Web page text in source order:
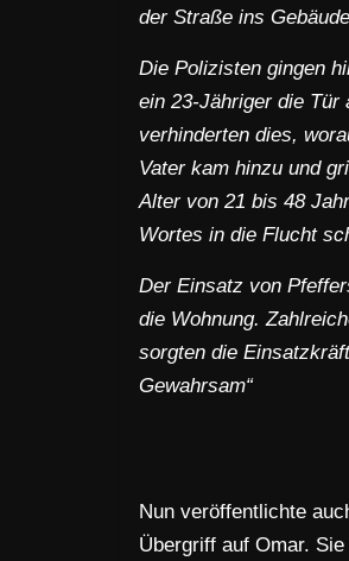
der Straße ins
Die Polizisten gingen
ein 23-Jähriger die
verhinderten dies,
Vater kam hinzu und
Alter von 21 bis 48
Wortes in die Flucht
Der Einsatz von
die Wohnung.
sorgten die
Gewahrsam“
Nun veröffentlichte
Übergriff auf Omar.